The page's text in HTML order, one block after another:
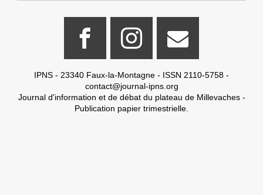
IPNS - 23340 Faux-la-Montagne - ISSN 2110-5758 -
contact@journal-ipns.org
Journal d'information et de débat du plateau de Millevaches -
Publication papier trimestrielle.